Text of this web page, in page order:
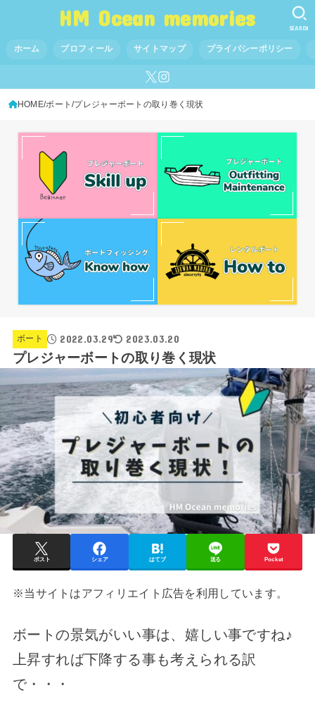
HM Ocean memories
ホーム プロフィール サイトマップ プライバシーポリシー
SEARCH
HOME ボート プレジャーボートの取り巻く現状
ボート 2022.03.29 2023.03.20
プレジャーボートの取り巻く現状
ポスト シェア はてブ 送る Pocket
※当サイトはアフィリエイト広告を利用しています。
ボートの景気がいい事は、嬉しい事ですね♪
上昇すれば下降する事も考えられる訳
で・・・